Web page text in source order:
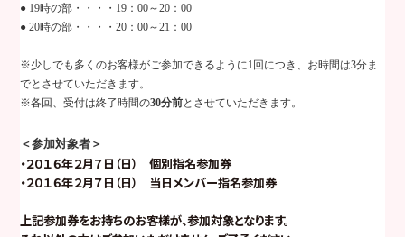
● 19時の部・・・・ 19 ：00～20 ：00
●20時の部・・・・20 ：00～21 ：00
※少しでも多くのお客様がご参加できるように1 回につき、お時間は3分ま
でとさせていただきます。
※各回、受付は終了時間の30分前とさせていただきます。
＜参加対象者＞
・２０１６年２月７日（日） 個別指名参加券
・２０１６年２月７日（日） 当日メンバー指名参加券
上記参加券をお持ちのお客様が、参加対象となります。